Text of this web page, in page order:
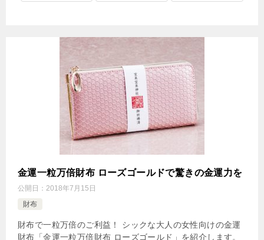
金運一粒万倍財布 ローズゴールドで驚きの金運力を
公開日： 2018年7月15日
財布
財布で一粒万倍のご利益！ シックな大人の女性向けの金運
財布「金運一粒万倍財布 ローズゴールド」を紹介します。